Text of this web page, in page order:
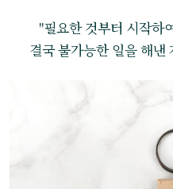
"필요한 것부터 시작하
결국 불가능한 일을 해낸